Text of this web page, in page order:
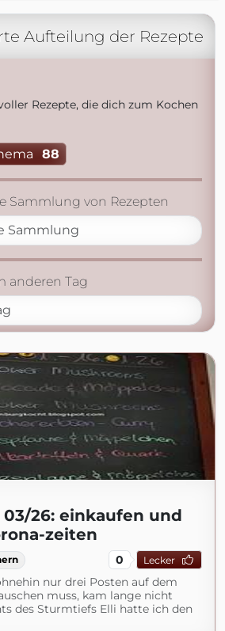
Aufteilung der Rezepte
Rezepte, die dich zum Kochen
88
Sammlung von Rezepten
anderen Tag
26: einkaufen und
zeiten
0 Lecker
nur drei Posten auf dem
muss, kam lange nicht
des Sturmtiefs Elli hatte ich den